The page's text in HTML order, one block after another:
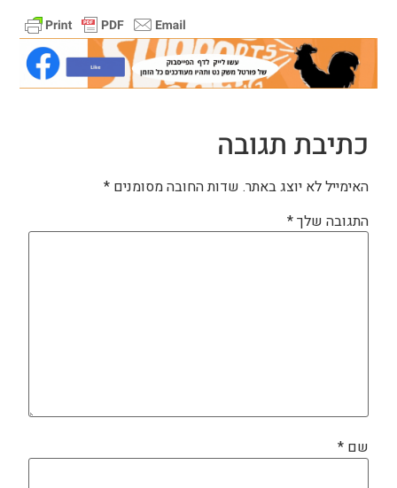
כתיבת תגובה
האימייל לא יוצג באתר. שדות החובה מסומנים *
התגובה שלך*
שם *